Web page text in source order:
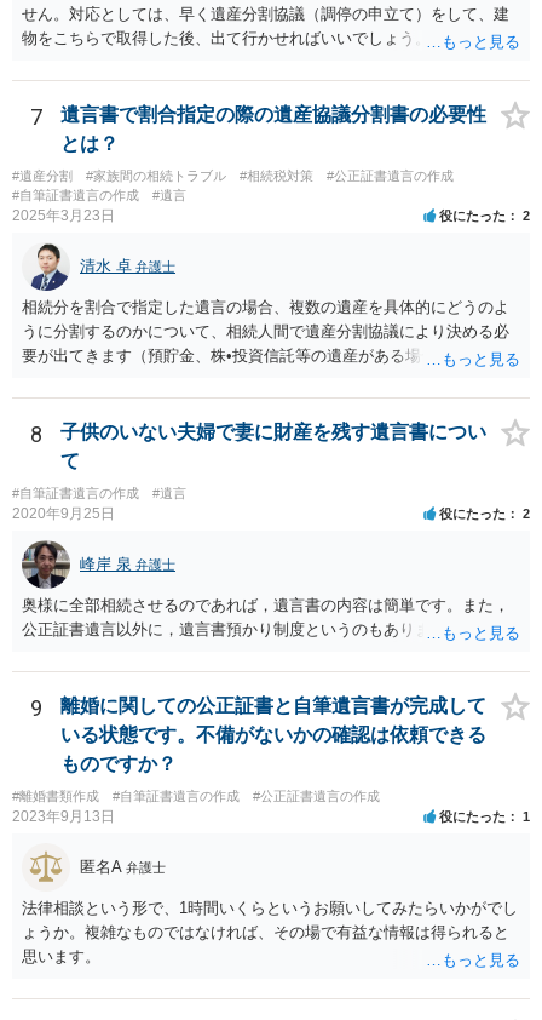
せん。対応としては、早く遺産分割協議（調停の申立て）をして、建
物をこちらで取得した後、出て行かせればいいでしょう。 建物の固定
っていない部分については請求すればいいと思います。 なお、家賃に
ついては、お父様自身が遺産分割手続をしなかったのですから、あき
らめるしかないと思います。
7
遺言書で割合指定の際の遺産協議分割書の必要性
とは？
#遺産分割 #家族間の相続トラブル #相続税対策
#公正証書遺言の作成
#自筆証書遺言の作成
#遺言
2025年3月23日 役にたった 2
清水 卓 弁護士
相続分を割合で指定した遺言の場合、複数の遺産を具体的にどうのよ
うに分割するのかについて、相続人間で遺産分割協議により決める必
要が出てきます（預貯金、株•投資信託等の遺産がある場合に、どの遺
投資信託は他の相続人にというような分け方をするのか等について
は、相続人間で遺産分割協議により決める必要があります）。
8
子供のいない夫婦で妻に財産を残す遺言書につい
て
#自筆証書遺言の作成 #遺言
2020年9月25日 役にたった 2
峰岸 泉 弁護士
奥様に全部相続させるのであれば，遺言書の内容は簡単です。また，
公正証書遺言以外に，遺言書預かり制度というのもあります。
9
離婚に関しての公正証書と自筆遺言書が完成して
いる状態です。不備がないかの確認は依頼できる
ものですか？
#離婚書類作成 #自筆証書遺言の作成 #公正証書遺言の作成
2023年9月13日 役にたった 1
匿名A 弁護士
法律相談という形で、1時間いくらというお願いしてみたらいかがでし
ょうか。複雑なものではなければ、その場で有益な情報は得られると
思います。